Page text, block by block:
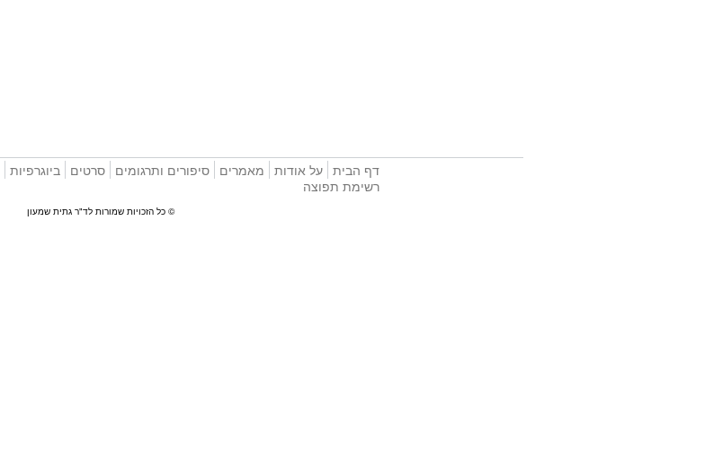
דף הבית על אודות מאמרים סיפורים ותרגומים סרטים ביוגרפיות
רשימת תפוצה
© כל הזכויות שמורות לד"ר גתית שמעון